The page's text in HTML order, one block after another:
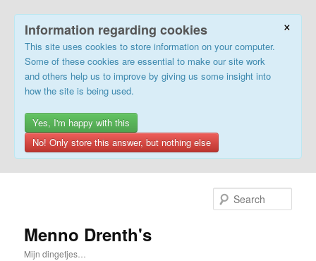
×
Information regarding cookies
This site uses cookies to store information on your computer.
Some of these cookies are essential to make our site work
and others help us to improve by giving us some insight into
how the site is being used.
Yes, I'm happy with this
No! Only store this answer, but nothing else
Menno Drenth's
Mijn dingetjes…